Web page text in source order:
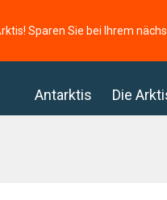
Sparen Sie bei Ihrem
Antarktis Die